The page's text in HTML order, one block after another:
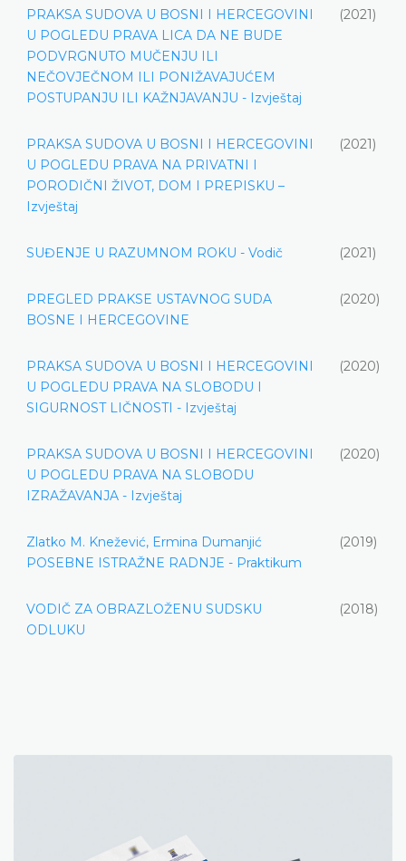
PRAKSA SUDOVA U BOSNI I HERCEGOVINI
U POGLEDU PRAVA LICA DA NE BUDE
PODVRGNUTO MUČENJU ILI
NEČOVJEČNOM ILI PONIŽAVAJUĆEM
POSTUPANJU ILI KAŽNJAVANJU - Izvještaj
(2021)
PRAKSA SUDOVA U BOSNI I HERCEGOVINI
U POGLEDU PRAVA NA PRIVATNI I
PORODIČNI ŽIVOT, DOM I PREPISKU –
Izvještaj
(2021)
SUĐENJE U RAZUMNOM ROKU - Vodič (2021)
PREGLED PRAKSE USTAVNOG SUDA
BOSNE I HERCEGOVINE
(2020)
PRAKSA SUDOVA U BOSNI I HERCEGOVINI
U POGLEDU PRAVA NA SLOBODU I
SIGURNOST LIČNOSTI - Izvještaj
(2020)
PRAKSA SUDOVA U BOSNI I HERCEGOVINI
U POGLEDU PRAVA NA SLOBODU
IZRAŽAVANJA - Izvještaj
(2020)
Zlatko M. Knežević, Ermina Dumanjić
POSEBNE ISTRAŽNE RADNJE - Praktikum
(2019)
VODIČ ZA OBRAZLOŽENU SUDSKU
ODLUKU
(2018)